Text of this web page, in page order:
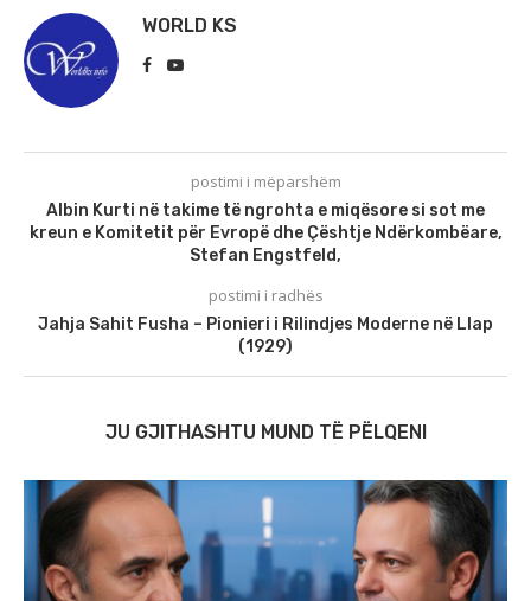
WORLD KS
postimi i mëparshëm
Albin Kurti në takime të ngrohta e miqësore si sot me
kreun e Komitetit për Evropë dhe Çështje Ndërkombëare,
Stefan Engstfeld,
postimi i radhës
Jahja Sahit Fusha – Pionieri i Rilindjes Moderne në Llap
(1929)
JU GJITHASHTU MUND TË PËLQENI